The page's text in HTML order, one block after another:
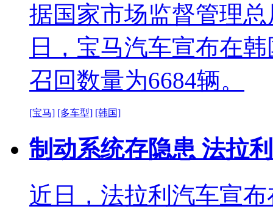
据国家市场监督管理
日，宝马汽车宣布在
召回数量为6684辆。
[宝马] [多车型] [韩国]
制动系统存隐患 法拉
近日，法拉利汽车宣布